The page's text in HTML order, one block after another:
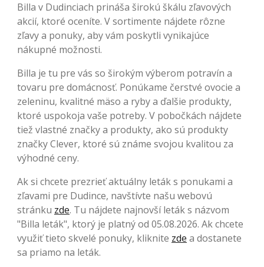
Billa v Dudinciach prináša širokú škálu zľavových
akcií, ktoré oceníte. V sortimente nájdete rôzne
zľavy a ponuky, aby vám poskytli vynikajúce
nákupné možnosti.
Billa je tu pre vás so širokým výberom potravín a
tovaru pre domácnosť. Ponúkame čerstvé ovocie a
zeleninu, kvalitné mäso a ryby a ďalšie produkty,
ktoré uspokoja vaše potreby. V pobočkách nájdete
tiež vlastné značky a produkty, ako sú produkty
značky Clever, ktoré sú známe svojou kvalitou za
výhodné ceny.
Ak si chcete prezrieť aktuálny leták s ponukami a
zľavami pre Dudince, navštívte našu webovú
stránku zde. Tu nájdete najnovší leták s názvom
"Billa leták", ktorý je platný od 05.08.2026. Ak chcete
využiť tieto skvelé ponuky, kliknite zde a dostanete
sa priamo na leták.